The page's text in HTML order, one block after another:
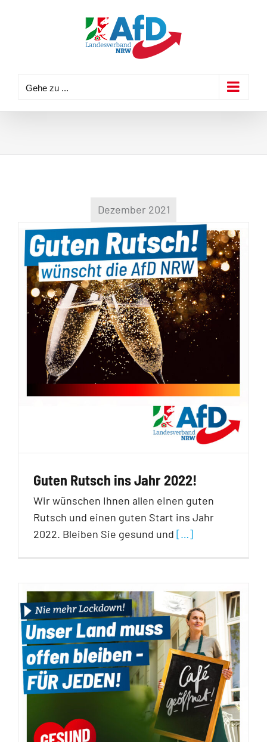
Gehe zu ...
Dezember 2021
Guten Rutsch ins Jahr 2022!
Wir wünschen Ihnen allen einen guten
Rutsch und einen guten Start ins Jahr
2022. Bleiben Sie gesund und […]